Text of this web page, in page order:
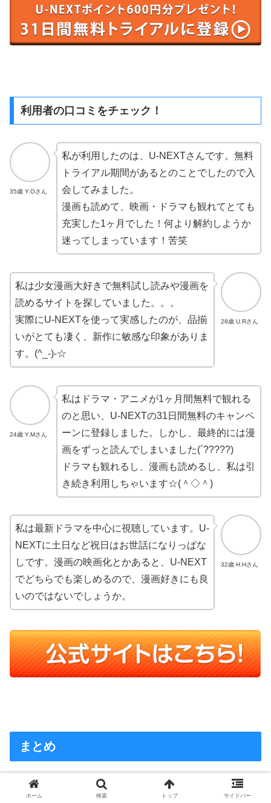
利用者の口コミをチェック！
35歳 Y.Oさん
私が利用したのは、U-NEXTさんです。無料
トライアル期間があるとのことでしたので入
会してみました。
漫画も読めて、映画・ドラマも観れてとても
充実した1ヶ月でした！何より解約しようか
迷ってしまっています！苦笑
28歳 U.Rさん
私は少女漫画大好きで無料試し読みや漫画を
読めるサイトを探していました。。。
実際にU-NEXTを使って実感したのが、品揃
いがとても凄く、新作に敏感な印象がありま
す。(^_-)-☆
24歳 Y.Mさん
私はドラマ・アニメが1ヶ月間無料で観れる
のと思い、U-NEXTの31日間無料のキャンペ
ーンに登録しました。しかし、最終的には漫
画をずっと読んでしまいました(´?????)
ドラマも観れるし、漫画も読めるし、私は引
き続き利用しちゃいます☆(＾◇＾)
32歳 H.Hさん
私は最新ドラマを中心に視聴しています。U-
NEXTに土日など祝日はお世話になりっぱな
しです。漫画の映画化とかあると、U-NEXT
でどちらでも楽しめるので、漫画好きにも良
いのではないでしょうか。
まとめ
ホーム 検索 トップ サイドバー